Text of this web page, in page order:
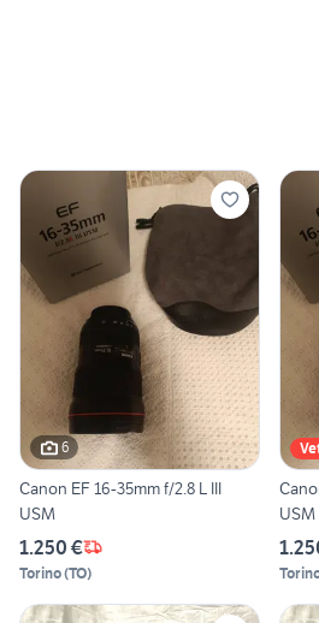
6
Canon EF 16-35mm f/2.8 L III
USM
1.250 €
Torino(TO)
USM